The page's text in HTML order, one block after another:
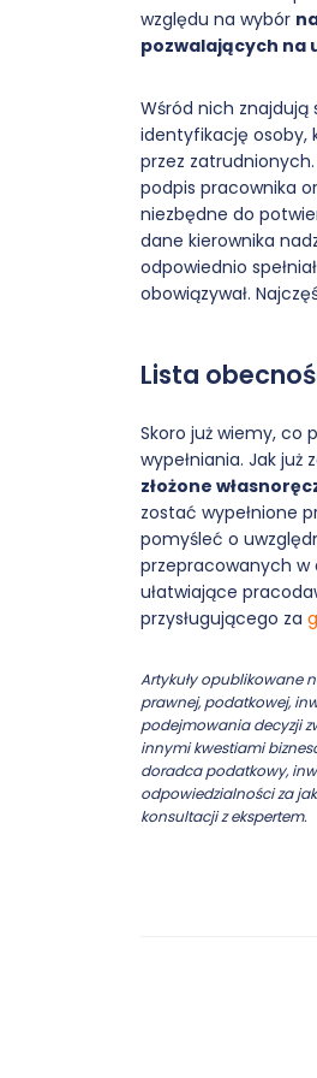
względu na wybór
pozwalających na
Wśród nich znajdują
identyfikację osoby,
przez
podpis pracownika
niezbędne do
dane kierownika
odpowiednio
obowiązywał.
Lista
Skoro już wiemy, co
wypełniania. Jak już
złożone
zostać wypełnione
pomyśleć o
przepracowanych w
ułatwiające
przysługującego za
Artykuły opublikowane
prawnej, podatkowej,
podejmowania decyzji
innymi kwestiami
doradca podatkowy,
odpowiedzialności za
konsultacji z ekspertem.